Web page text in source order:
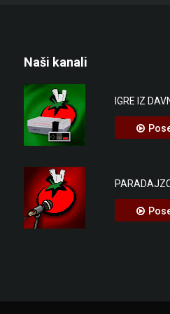
Stop Killing Games
Ako niste čuli do sada, Stop Killing
je potrošački pokret pokrenut kako bi
uništavaju video igre koje su prodali
kupcima. Sve veći broj video igara se
prodaje efektivno kao roba, bez
navedenog datuma isteka.
Naši kanali
IGRE IZ